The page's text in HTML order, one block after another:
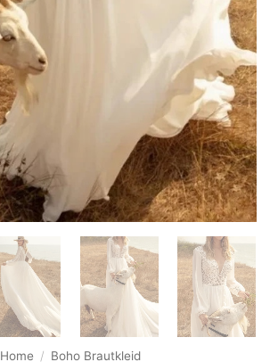
Home / Boho Brautkleid